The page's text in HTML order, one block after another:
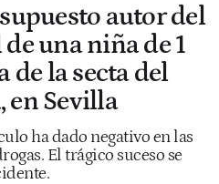
autor del
una niña de 1
de la secta del
en Sevilla
ha dado negativo en las
El trágico suceso se